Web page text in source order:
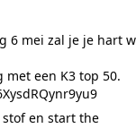
6 mei zal je je hart
met een K3 top 50.
en start the